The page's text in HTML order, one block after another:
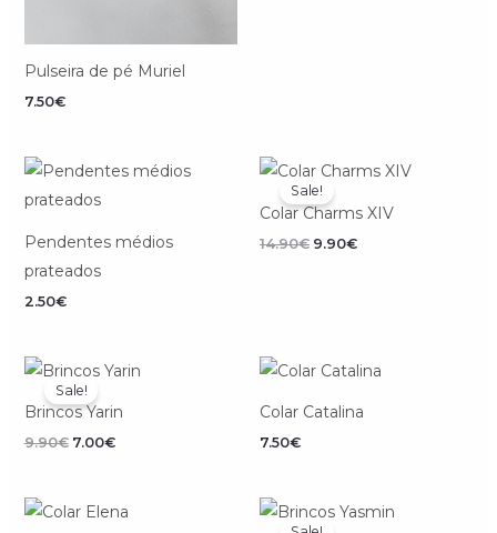
Pulseira de pé Muriel
7.50€
Pendentes médios
prateados
2.50€
Sale!
Colar Charms XIV
14.90€
O
preço
original
era:
14.90€.
9.90€
O
preço
é:
9.90€.
Sale!
Brincos Yarin
9.90€
preço
original
era:
9.90€.
7.00€
O
preço
é:
7.00€.
Colar Catalina
7.50€
O
preço
O
preço